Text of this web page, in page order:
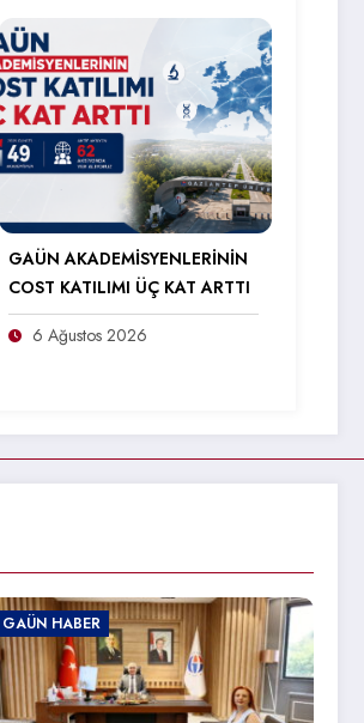
GAÜN AKADEMİSYENLERİNİN
COST KATILIMI ÜÇ KAT ARTTI
6 Ağustos 2026
GAÜN HABER